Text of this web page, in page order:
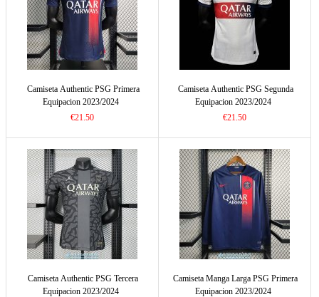
Camiseta Authentic PSG Primera
Equipacion 2023/2024
€21.50
Camiseta Authentic PSG Segunda
Equipacion 2023/2024
€21.50
Camiseta Authentic PSG Tercera
Equipacion 2023/2024
Camiseta Manga Larga PSG Primera
Equipacion 2023/2024